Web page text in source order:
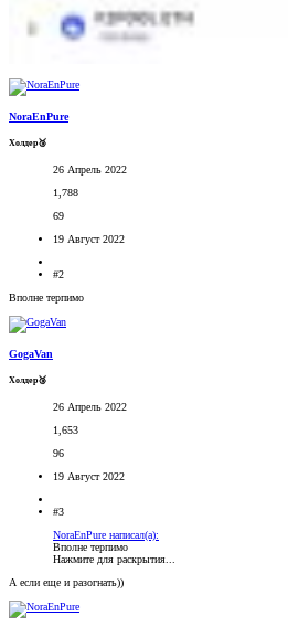
NoraEnPure
Холдер🥉
26 Апрель 2022
1,788
69
19 Август 2022
#2
Вполне терпимо
GogaVan
Холдер🥉
26 Апрель 2022
1,653
96
19 Август 2022
#3
NoraEnPure написал(а):
Вполне терпимо
Нажмите для раскрытия...
А если еще и разогнать))